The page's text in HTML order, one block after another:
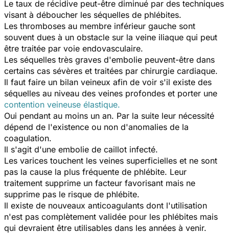
Le taux de récidive peut-être diminué par des techniques
visant à déboucher les séquelles de phlébites.
Les thromboses au membre inférieur gauche sont
souvent dues à un obstacle sur la veine iliaque qui peut
être traitée par voie endovasculaire.
Les séquelles très graves d'embolie peuvent-être dans
certains cas sévères et traitées par chirurgie cardiaque.
Il faut faire un bilan veineux afin de voir s'il existe des
séquelles au niveau des veines profondes et porter une
contention veineuse élastique.
Oui pendant au moins un an. Par la suite leur nécessité
dépend de l'existence ou non d'anomalies de la
coagulation.
Il s'agit d'une embolie de caillot infecté.
Les varices touchent les veines superficielles et ne sont
pas la cause la plus fréquente de phlébite. Leur
traitement supprime un facteur favorisant mais ne
supprime pas le risque de phlébite.
Il existe de nouveaux anticoagulants dont l'utilisation
n'est pas complètement validée pour les phlébites mais
qui devraient être utilisables dans les années à venir.